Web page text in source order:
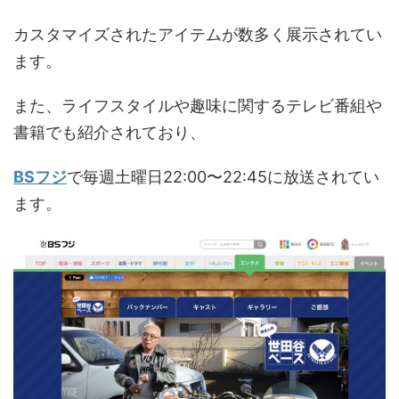
カスタマイズされたアイテムが数多く展示されてい
ます。
また、ライフスタイルや趣味に関するテレビ番組や
書籍でも紹介されており、
BSフジで毎週土曜日22:00〜22:45に放送されてい
ます。